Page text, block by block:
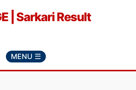
| Sarkari Result
MENU ☰